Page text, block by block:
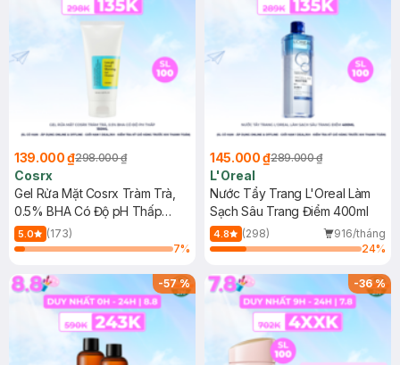
139.000 ₫298.000 ₫
Cosrx
Gel Rửa Mặt Cosrx Tràm Trà,
0.5% BHA Có Độ pH Thấp
150ml
5.0
(173)
7%
145.000 ₫289.000 ₫
L'Oreal
Nước Tẩy Trang L'Oreal Làm
Sạch Sâu Trang Điểm 400ml
4.8 (298)
916/tháng
24%
-57% -36%